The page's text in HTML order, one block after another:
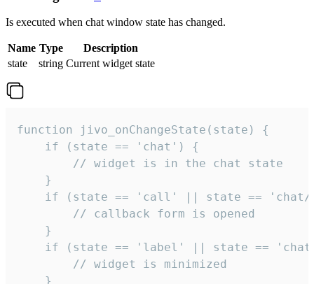
Is executed when chat window state has changed.
Name Type
Description
state
string Current widget state
function jivo_onChangeState(state) {
    if (state == 'chat') {
        // widget is in the chat state
    }
if (state == 'call' || state ==
        // callback form is opened
    }
if (state == 'label' || state ==
        // widget is minimized
    }